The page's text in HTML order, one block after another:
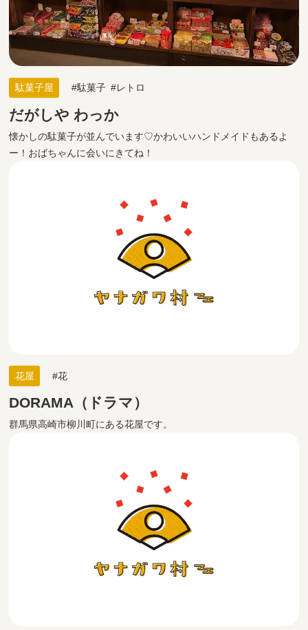
駄菓子屋 駄菓子 レトロ
だがしや わっか
懐かしの駄菓子が並んでいます♡かわいいハンドメイドもあるよ
ー！おばちゃんに会いにきてね！
花屋 花
DORAMA（ドラマ）
群馬県高崎市柳川町にある花屋です。